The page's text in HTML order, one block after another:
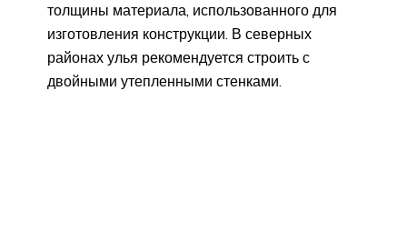
толщины материала, использованного для
изготовления конструкции. В северных
районах улья рекомендуется строить с
двойными утепленными стенками.